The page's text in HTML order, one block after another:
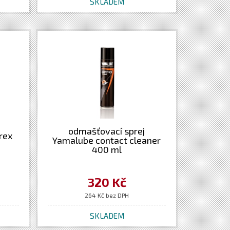
odmašťovací sprej
Yamalube contact cleaner
400 ml
320 Kč
264 Kč bez DPH
SKLADEM